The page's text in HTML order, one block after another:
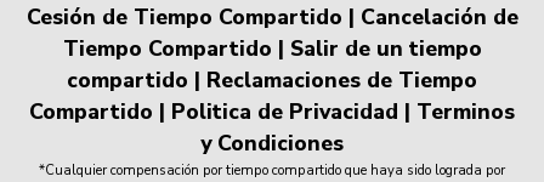
Cesión de Tiempo Compartido | Cancelación de
Tiempo Compartido | Salir de un tiempo
compartido | Reclamaciones de Tiempo
Compartido | Politica de Privacidad | Terminos
y Condiciones
*Cualquier compensación por tiempo compartido que haya sido lograda por